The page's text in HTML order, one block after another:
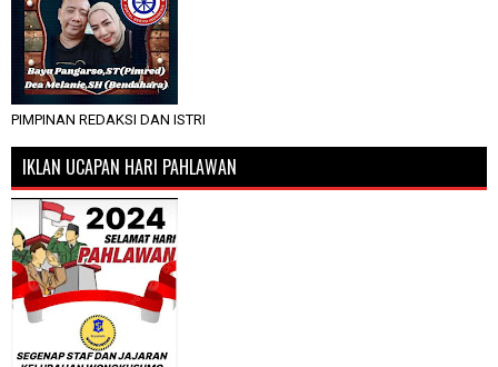
PIMPINAN REDAKSI DAN ISTRI
IKLAN UCAPAN HARI PAHLAWAN